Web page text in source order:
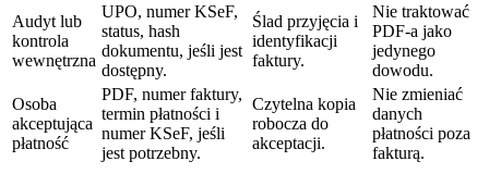
Audyt lub
kontrola
wewnętrzna
UPO, numer KSeF,
status, hash
dokumentu, jeśli jest
dostępny.
Ślad przyjęcia i
identyfikacji
faktury.
Nie traktować
PDF-a jako
jedynego
dowodu.
Osoba
akceptująca
płatność
PDF, numer faktury,
termin płatności i
numer KSeF, jeśli
jest potrzebny.
Czytelna kopia
robocza do
akceptacji.
Nie zmieniać
danych
płatności poza
fakturą.